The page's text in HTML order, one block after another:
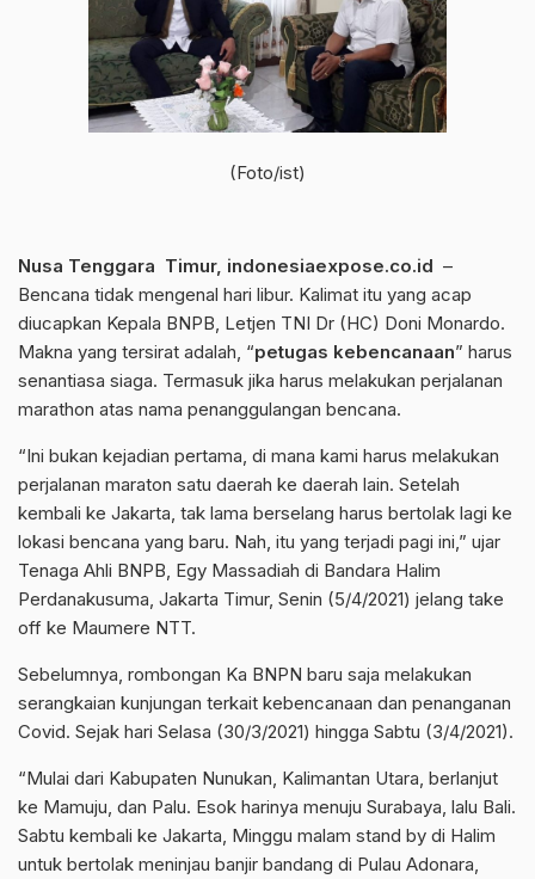
(Foto/ist)
Nusa Tenggara Timur, indonesiaexpose.co.id –
Bencana tidak mengenal hari libur. Kalimat itu yang acap
diucapkan Kepala BNPB, Letjen TNI Dr (HC) Doni Monardo.
Makna yang tersirat adalah, “petugas kebencanaan” harus
senantiasa siaga. Termasuk jika harus melakukan perjalanan
marathon atas nama penanggulangan bencana.
“Ini bukan kejadian pertama, di mana kami harus melakukan
perjalanan maraton satu daerah ke daerah lain. Setelah
kembali ke Jakarta, tak lama berselang harus bertolak lagi ke
lokasi bencana yang baru. Nah, itu yang terjadi pagi ini,” ujar
Tenaga Ahli BNPB, Egy Massadiah di Bandara Halim
Perdanakusuma, Jakarta Timur, Senin (5/4/2021) jelang take
off ke Maumere NTT.
Sebelumnya, rombongan Ka BNPN baru saja melakukan
serangkaian kunjungan terkait kebencanaan dan penanganan
Covid. Sejak hari Selasa (30/3/2021) hingga Sabtu (3/4/2021).
“Mulai dari Kabupaten Nunukan, Kalimantan Utara, berlanjut
ke Mamuju, dan Palu. Esok harinya menuju Surabaya, lalu Bali.
Sabtu kembali ke Jakarta, Minggu malam stand by di Halim
untuk bertolak meninjau banjir bandang di Pulau Adonara,